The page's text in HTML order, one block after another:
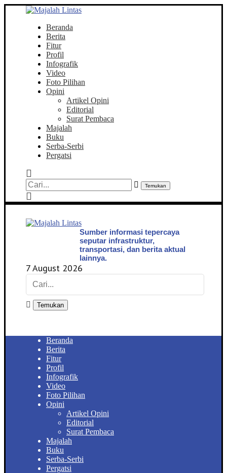
Beranda
Berita
Fitur
Profil
Infografik
Video
Foto Pilihan
Opini
Artikel Opini
Editorial
Surat Pembaca
Majalah
Buku
Serba-Serbi
Pergatsi
Temukan
Sumber informasi tepercaya
seputar infrastruktur,
transportasi, dan berita aktual
lainnya.
7 August 2026
Temukan
Beranda
Berita
Fitur
Profil
Infografik
Video
Foto Pilihan
Opini
Artikel Opini
Editorial
Surat Pembaca
Majalah
Buku
Serba-Serbi
Pergatsi